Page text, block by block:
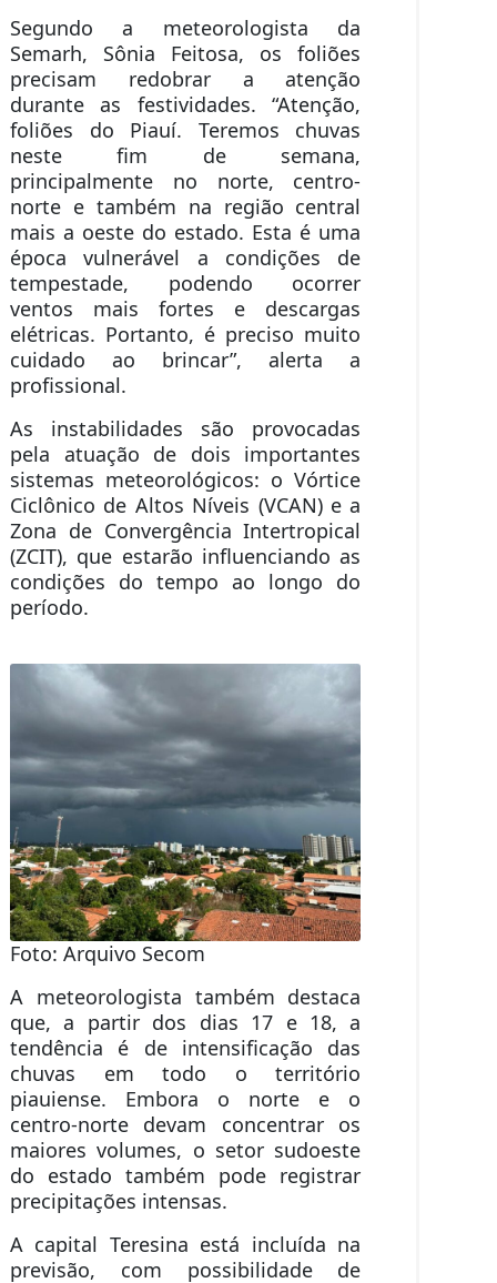
Segundo a meteorologista da
Semarh, Sônia Feitosa, os foliões
precisam redobrar a atenção
durante as festividades. “Atenção,
foliões do Piauí. Teremos chuvas
neste fim de semana,
principalmente no norte, centro-
norte e também na região central
mais a oeste do estado. Esta é uma
época vulnerável a condições de
tempestade, podendo ocorrer
ventos mais fortes e descargas
elétricas. Portanto, é preciso muito
cuidado ao brincar”, alerta a
profissional.
As instabilidades são provocadas
pela atuação de dois importantes
sistemas meteorológicos: o Vórtice
Ciclônico de Altos Níveis (VCAN) e a
Zona de Convergência Intertropical
(ZCIT), que estarão influenciando as
condições do tempo ao longo do
período.
Foto: Arquivo Secom
A meteorologista também destaca
que, a partir dos dias 17 e 18, a
tendência é de intensificação das
chuvas em todo o território
piauiense. Embora o norte e o
centro-norte devam concentrar os
maiores volumes, o setor sudoeste
do estado também pode registrar
precipitações intensas.
A capital Teresina está incluída na
previsão, com possibilidade de